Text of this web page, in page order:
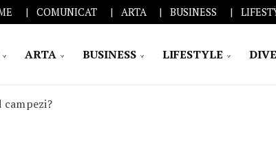
COMUNICAT ARTA BUSINESS
ARTA BUSINESS LIFESTYLE